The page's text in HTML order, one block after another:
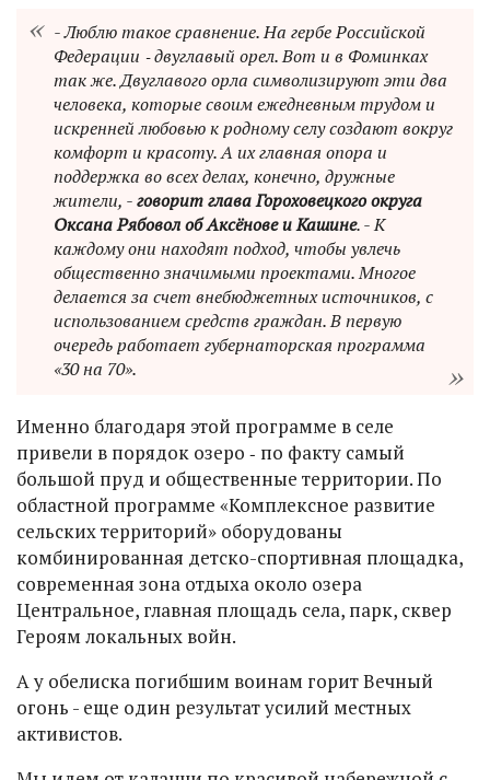
- Люблю такое сравнение. На гербе Российской
Федерации ‑ двуглавый орел. Вот и в Фоминках
так же. Двуглавого орла символизируют эти два
человека, которые своим ежедневным трудом и
искренней любовью к родному селу создают вокруг
комфорт и красоту. А их главная опора и
поддержка во всех делах, конечно, дружные
жители, -говорит глава Гороховецкого округа
Оксана Рябовол об Аксёнове и Кашине. - К
каждому они находят подход, чтобы увлечь
общественно значимыми проектами. Многое
делается за счет внебюджетных источников, с
использованием средств граждан. В первую
очередь работает губернаторская программа
«30 на 70».
Именно благодаря этой программе в селе
привели в порядок озеро ‑ по факту самый
большой пруд и общественные территории. По
областной программе «Комплексное развитие
сельских территорий» оборудованы
комбинированная детско-спортивная площадка,
современная зона отдыха около озера
Центральное, главная площадь села, парк, сквер
Героям локальных войн.
А у обелиска погибшим воинам горит Вечный
огонь - еще один результат усилий местных
активистов.